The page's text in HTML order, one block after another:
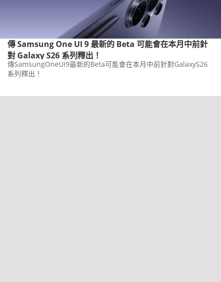
傳 Samsung One UI 9 最新的 Beta 可能會在本月中前針
對 Galaxy S26 系列釋出！
傳SamsungOneUI9最新的Beta可能會在本月中前針對GalaxyS26
系列釋出！